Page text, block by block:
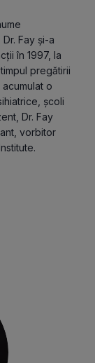
Fay și-a
în 1997, la
pregătirii
o
școli
Dr. Fay
vorbitor